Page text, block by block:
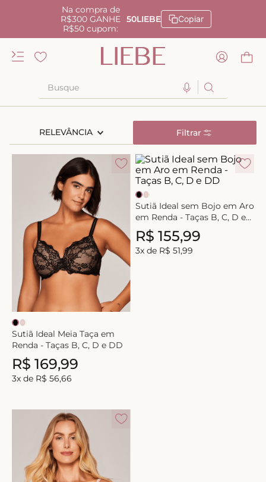
Na compra de
R$300 GANHE
R$50 cupom:
50LIEBE Copiar
RELEVÂNCIA Filtrar
Sutiã Ideal Meia Taça em
Renda - Taças B, C, D e DD
R$ 169,99
3x de R$ 56,66
Sutiã Ideal sem Bojo em Aro
em Renda - Taças B, C, D e
DD
R$ 155,99
3x de R$ 51,99
kiss me
camisola
calcinha renda
anatomic
calcinha alta
triangulo
short doll
biquini
º calcinha